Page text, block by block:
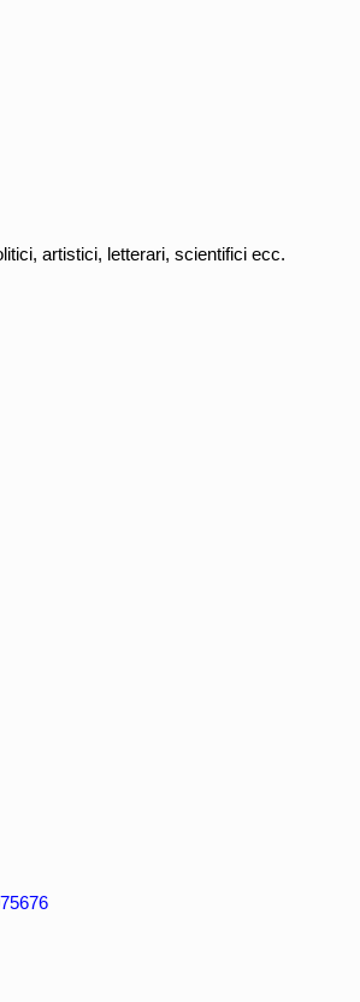
artistici, letterari, scientifici ecc.